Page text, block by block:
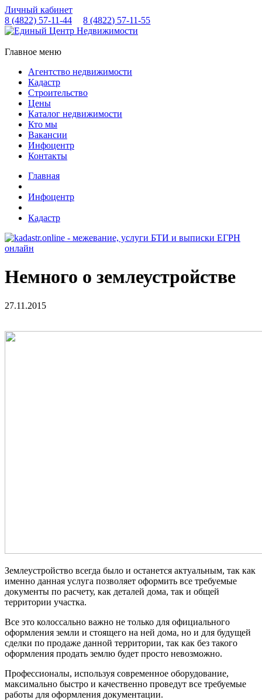
Личный кабинет
8 (4822) 57-11-44 8 (4822) 57-11-55
Главное меню
Агентство недвижимости
Кадастр
Строительство
Цены
Каталог недвижимости
Кто мы
Вакансии
Инфоцентр
Контакты
Главная
Инфоцентр
Кадастр
Немного о землеустройстве
27.11.2015
Землеустройство всегда было и останется актуальным, так как
именно данная услуга позволяет оформить все требуемые
документы по расчету, как деталей дома, так и общей
территории участка.
Все это колоссально важно не только для официального
оформления земли и стоящего на ней дома, но и для будущей
сделки по продаже данной территории, так как без такого
оформления продать землю будет просто невозможно.
Профессионалы, используя современное оборудование,
максимально быстро и качественно проведут все требуемые
работы для оформления документации.